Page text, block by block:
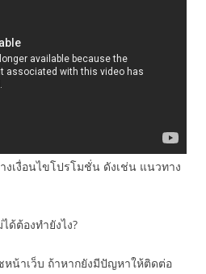
เงื่อนไขโปรโมชั่น ดังเช่น แนวทาง
ด้ต้องทำยังไง?
หน้าเว็บ ถ้าหากยังมีปัญหาให้ติดต่อ